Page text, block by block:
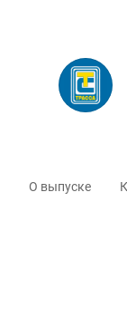
О выпуске